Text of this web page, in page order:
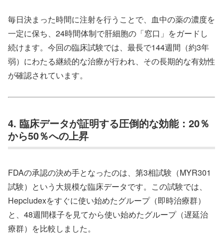
毎日決まった時間に注射を行うことで、血中の薬の濃度を
一定に保ち、24時間体制で肝細胞の「窓口」をガードし
続けます。今回の臨床試験では、最長で144週間（約3年
弱）にわたる継続的な治療が行われ、その長期的な有効性
が確認されています。
4. 臨床データが証明する圧倒的な効能：20％
から50％への上昇
FDAの承認の決め手となったのは、第3相試験（MYR301
試験）という大規模な臨床データです。この試験では、
Hepcludexをすぐに使い始めたグループ（即時治療群）
と、48週間様子を見てから使い始めたグループ（遅延治
療群）を比較しました。